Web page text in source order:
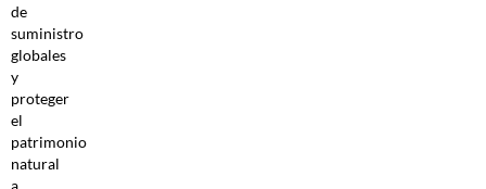
de
suministro
globales
y
proteger
el
patrimonio
natural
a